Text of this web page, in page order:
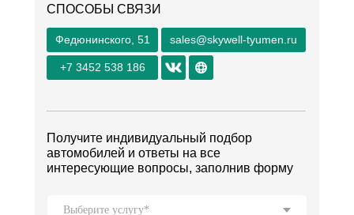
СПОСОБЫ СВЯЗИ
Федюнинского, 51 sales@skywell-tyumen.ru
+7 3452 538 186
Получите индивидуальный подбор
автомобилей и ответы на все
интересующие вопросы, заполнив форму